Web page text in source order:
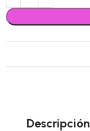
Descripción